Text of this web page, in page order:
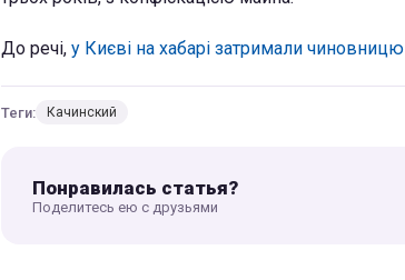
До речі, у Києві на хабарі затримали чиновницю
Теги: Качинский
Понравилась статья?
Поделитесь ею с друзьями